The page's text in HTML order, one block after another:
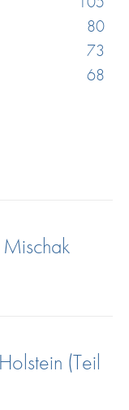
80
73
68
Mischak
(Teil